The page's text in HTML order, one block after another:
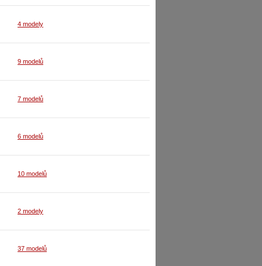
4 modely
9 modelů
7 modelů
6 modelů
10 modelů
2 modely
37 modelů